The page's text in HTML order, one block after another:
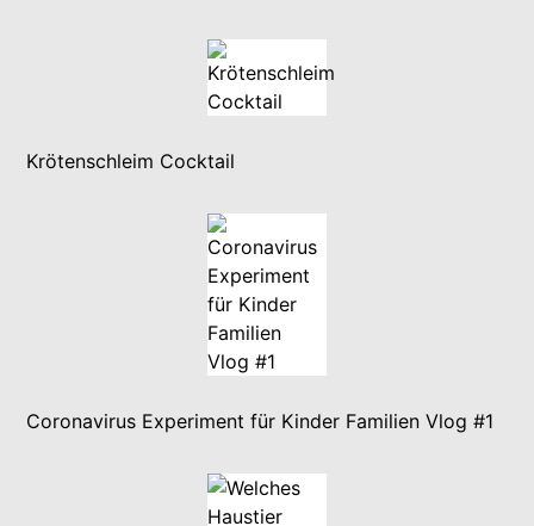
Krötenschleim Cocktail
Coronavirus Experiment für Kinder Familien Vlog #1